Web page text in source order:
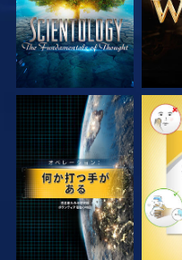
観る